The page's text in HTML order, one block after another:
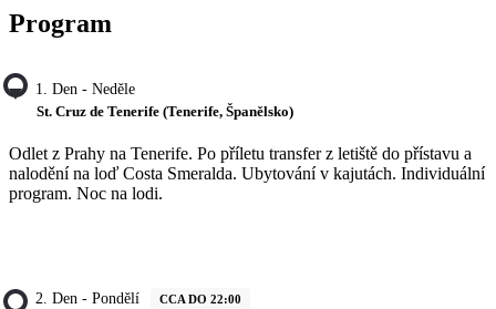
Program
1. Den - Neděle
St. Cruz de Tenerife (Tenerife, Španělsko)
Odlet z Prahy na Tenerife. Po příletu transfer z letiště do přístavu a
nalodění na loď Costa Smeralda. Ubytování v kajutách. Individuální
program. Noc na lodi.
2. Den - Pondělí CCA DO 22:00